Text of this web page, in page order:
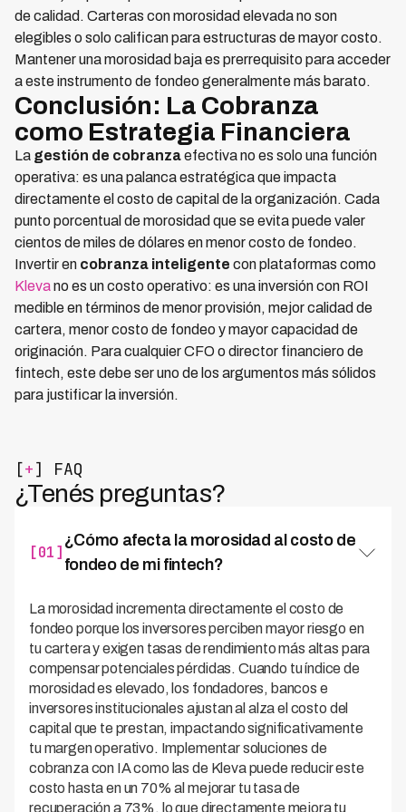
de calidad. Carteras con morosidad elevada no son
elegibles o solo califican para estructuras de mayor costo.
Mantener una morosidad baja es prerrequisito para acceder
a este instrumento de fondeo generalmente más barato.
Conclusión: La Cobranza
como Estrategia Financiera
La gestión de cobranzaefectiva no es solo una función
operativa: es una palanca estratégica que impacta
directamente el costo de capital de la organización. Cada
punto porcentual de morosidad que se evita puede valer
cientos de miles de dólares en menor costo de fondeo.
Invertir en cobranza inteligente con plataformas como
Klevano es un costo operativo: es una inversión con ROI
medible en términos de menor provisión, mejor calidad de
cartera, menor costo de fondeo y mayor capacidad de
originación. Para cualquier CFO o director financiero de
fintech, este debe ser uno de los argumentos más sólidos
para justificar la inversión.
[+] FAQ
¿Tenés preguntas?
[01]
¿Cómo afecta la morosidad al costo de
fondeo de mi fintech?
La morosidad incrementa directamente el costo de
fondeo porque los inversores perciben mayor riesgo en
tu cartera y exigen tasas de rendimiento más altas para
compensar potenciales pérdidas. Cuando tu índice de
morosidad es elevado, los fondadores, bancos e
inversores institucionales ajustan al alza el costo del
capital que te prestan, impactando significativamente
tu margen operativo. Implementar soluciones de
cobranza con IA como las de Kleva puede reducir este
costo hasta en un 70% al mejorar tu tasa de
recuperación a 73%, lo que directamente mejora tu